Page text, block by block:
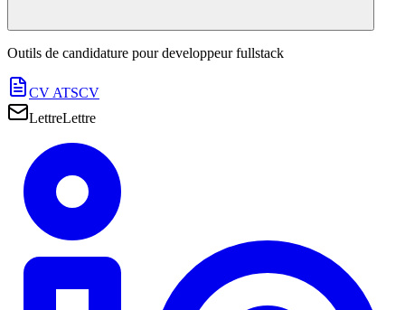
Outils de candidature pourdeveloppeur fullstack
CV ATSCV
LettreLettre